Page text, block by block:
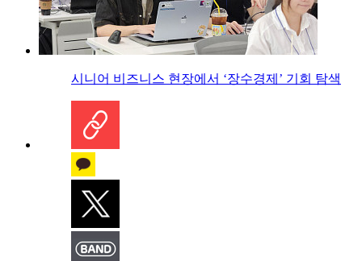
시니어 비즈니스 현장에서 ‘장수경제’ 기회 탐색